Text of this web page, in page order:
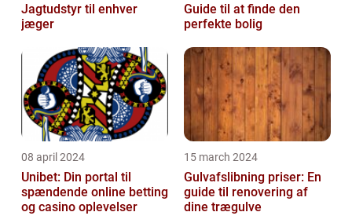
Jagtudstyr til enhver
jæger
Guide til at finde den
perfekte bolig
08 april 2024
Unibet: Din portal til
spændende online betting
og casino oplevelser
15 march 2024
Gulvafslibning priser: En
guide til renovering af
dine trægulve